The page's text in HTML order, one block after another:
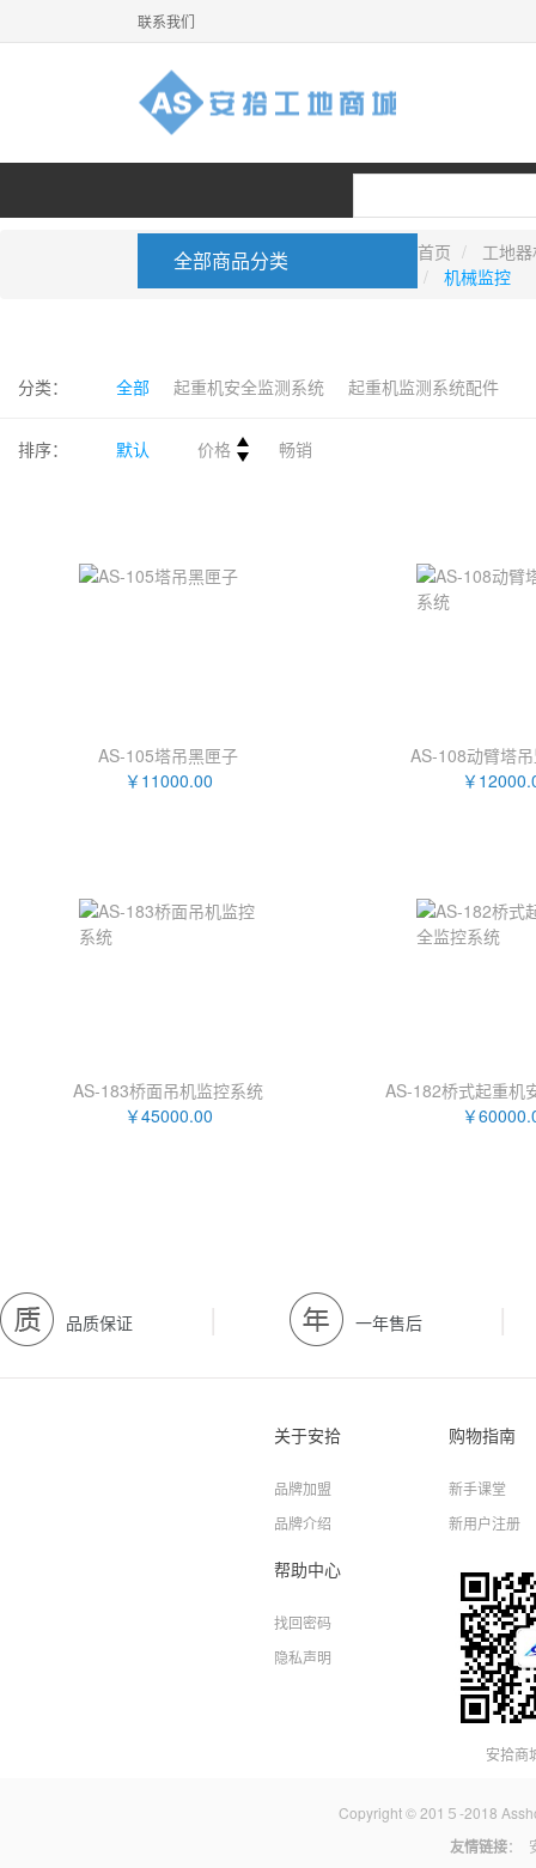
联系我们
全部商品分类 首页
工地
机械监控
分类： 全部 起重机安全监测系统 起重机监测系统配件
排序： 默认 价格 畅销
AS-105塔吊黑匣子
￥11000.00
AS-108动臂塔
￥
AS-183桥面吊机监控系统
￥45000.00
AS-182桥式起重机
￥
品质保证 | 一年售后 |
关于安拾
品牌加盟
品牌介绍
购物指南
新手课堂
新用户注册
帮助中心
找回密码
隐私声明
安拾商
Copyright © 201５-2018
友情链接：